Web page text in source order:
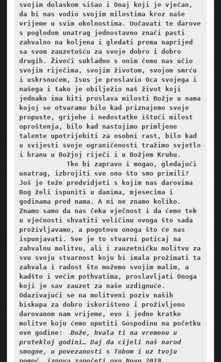
svojim dolaskom sišao i Onaj koji je vječan,
da bi nas vodio svojim milostima kroz naše
vrijeme u svim okolnostima. Uočavati te darove
s pogledom unatrag jednostavno znači pasti
zahvalno na koljena i gledati prema naprijed
sa svom zauzetošću za svoje dobro i dobro
drugih. Živeći sukladno s onim čemu nas učio
svojim riječima, svojim životom, svojom smrću
i uskrsnućem, Isus je proslavio Oca svojega i
našega i tako je obilježio naš život koji
jednako ima biti proslava milosti Božje u nama
kojoj se otvaramo bilo kad priznajemo svoje
propuste, grijehe i nedostatke ištući milost
oproštenja, bilo kad nastojimo primljene
talente upotrijebiti za osobni rast, bilo kad
u svijesti svoje ograničenosti tražimo svjetlo
i hranu u Božjoj riječi i u Božjem Kruhu.
Tko bi zapravo i mogao, gledajući
unatrag, izbrojiti sve ono što smo primili?
Još je teže predvidjeti s kojim nas darovima
Bog želi ispuniti u danima, mjesecima i
godinama pred nama. A ni ne znamo koliko.
Znamo samo da nas čeka vječnost i da ćemo tek
u vječnosti shvatiti veličinu ovoga što sada
proživljavamo, a pogotovu onoga što će nas
ispunjavati. Sve je to stvarni poticaj na
zahvalnu molitvu, ali i zauzetničku molitvu za
svu svoju stvarnost koju bi imala prožimati ta
zahvala i radost što možemo svojim malim, a
kadšto i većim pothvatima, proslavljati Onoga
koji je sav zauzet za naše uzdignuće.
Odazivajući se na molitveni poziv naših
biskupa za dobro iskorišteno i proživljeno
darovanom nam vrijeme, evo i jedne kratke
molitve koju ćemo uputiti Gospodinu na početku
ove godine: Bože, hvala ti na vremenu u
protekloj godini… Daj da cijeli naš narod
smogne, u povezanosti s Tobom i uz tvoju